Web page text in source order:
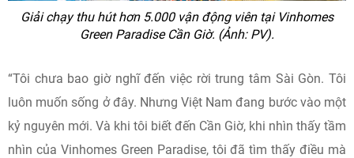
Giải chạy thu hút hơn 5.000 vận động viên tại Vinhomes
Green Paradise Cần Giờ. (Ảnh: PV).
“Tôi chưa bao giờ nghĩ đến việc rời trung tâm Sài Gòn. Tôi
luôn muốn sống ở đây. Nhưng Việt Nam đang bước vào một
kỷ nguyên mới. Và khi tôi biết đến Cần Giờ, khi nhìn thấy tầm
nhìn của Vinhomes Green Paradise, tôi đã tìm thấy điều mà